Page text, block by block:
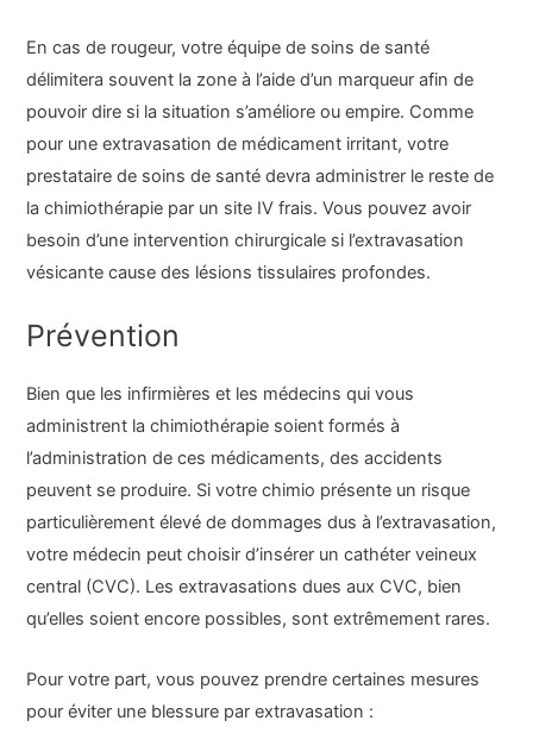
En cas de rougeur, votre équipe de soins de santé
délimitera souvent la zone à l’aide d’un marqueur afin de
pouvoir dire si la situation s’améliore ou empire. Comme
pour une extravasation de médicament irritant, votre
prestataire de soins de santé devra administrer le reste de
la chimiothérapie par un site IV frais. Vous pouvez avoir
besoin d’une intervention chirurgicale si l’extravasation
vésicante cause des lésions tissulaires profondes.
Prévention
Bien que les infirmières et les médecins qui vous
administrent la chimiothérapie soient formés à
l’administration de ces médicaments, des accidents
peuvent se produire. Si votre chimio présente un risque
particulièrement élevé de dommages dus à l’extravasation,
votre médecin peut choisir d’insérer un cathéter veineux
central (CVC). Les extravasations dues aux CVC, bien
qu’elles soient encore possibles, sont extrêmement rares.
Pour votre part, vous pouvez prendre certaines mesures
pour éviter une blessure par extravasation :